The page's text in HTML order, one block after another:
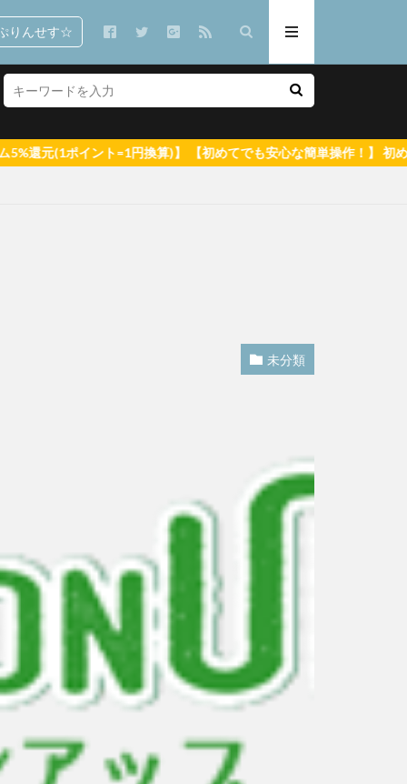
りんせす☆
換算)】 【初めてでも安心な簡単操作！】 初めての方へ 【全品無
未分類
郷司利也子